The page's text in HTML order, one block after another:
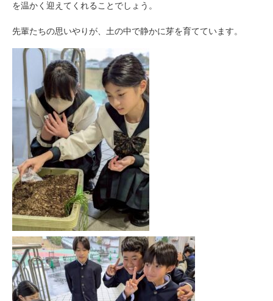
を温かく迎えてくれることでしょう。
先輩たちの思いやりが、土の中で静かに芽を育てています。